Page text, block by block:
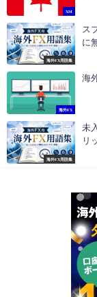
XM
海外FX用語集
ス
に
海外FX
海
海外FX用語集
未
リ